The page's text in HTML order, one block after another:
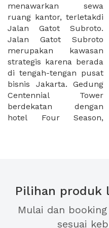
menawarkan sewa
ruang kantor, terletakdi
Jalan Gatot Subroto.
Jalan Gatot Subroto
merupakan kawasan
strategis karena berada
di tengah-tengan pusat
bisnis Jakarta. Gedung
Centennial Tower
berdekatan dengan
hotel Four Season,
Jenderal Pajak dan Beer
Garden BSD. Posisi ini
menjadikan Centennial
Tower menjadikan
gedung yang cocok bagi
Anda yang sedang
mencari kantor yang
ideal atau ruangan
untuk kegiatan bisnis
Pilihan produk
Mulai dan
sesuai